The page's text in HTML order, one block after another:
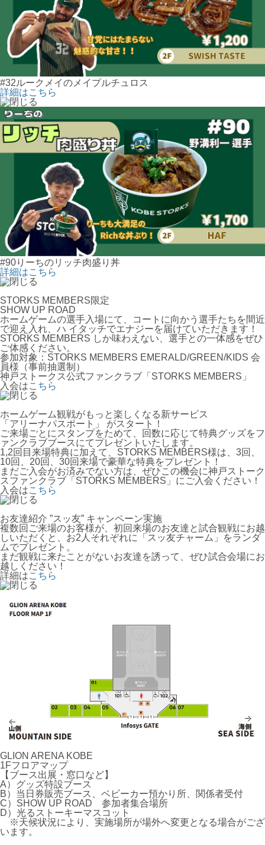
#32ルークメイのメイプルチュロス
詳細はこちら
#90りーちのリッチ肉盛り丼
詳細はこちら
STORKS MEMBERS限定
SHOW UP ROAD
ホームゲームの選手入場にて、コートに向かう選手たちを間近
で迎え入れ、ハ イタッチでエナジーを届けていただきます！
STORKS MEMBERS しか味わえない、選手との一体感をぜひ
ご体感ください。
参加対象：STORKS MEMBERS EMERALD/GREEN/KIDS 会
員様（事前抽選制）
神戸ストークス公式ファンクラブ「STORKS MEMBERS」
入会はこちら
ホームゲーム観戦がもっと楽しくなる新サービス
「アリーナパスポート」 がスタート！
ご来場ごとにスタンプをためて、回数に応じて特典グッズをフ
ァンクラブブースにてプレゼントいたします。
1,2回目来場特典に加えて、STORKS MEMBERS様は、3回、
10回、20回、30回来場で豪華な特典をプレゼント！
まだご入会がお済みでない方は、ぜひこの機会に神戸ストーク
スファンクラブ「STORKS MEMBERS」にご入会ください！
入会はこちら
お友達紹介 ”スッ友” キャンペーン実施
複数回ご来場のお客様が、初回来場のお友達と試合観戦にお越
しいただくと、お2人それぞれに「スッ友チャーム」をランダ
ムでプレゼント。
まだ観戦に来たことがないお友達を誘って、ぜひ試合会場にお
越しください！
詳細はこちら
GLION ARENA KOBE
1Fフロアマップ
【ブース出展・窓口など】
A）グッズ特設ブース
B）当日券販売ブース、ベビーカー預かり所、関係者受付
C）SHOW UP ROAD 参加者集合場所
D）光るストーキーマスコット
※天候状況により、実施場所が場外へ変更となる場合がござ
います。